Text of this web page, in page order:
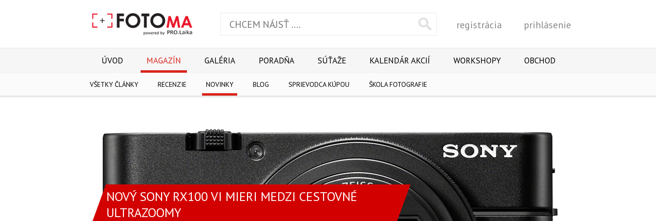
Vyhľadať
registrácia prihlásenie
ÚVOD MAGAZÍN
VŠETKY ČLÁNKY RECENZIE NOVINKY BLOG SPRIEVODCA KÚPOU ŠKOLA FOTOGRAFIE
GALÉRIA PORADŇA SÚŤAŽE KALENDÁR AKCIÍ WORKSHOPY OBCHOD
NOVÝ SONY RX100 VI MIERI MEDZI CESTOVNÉ
ULTRAZOOMY